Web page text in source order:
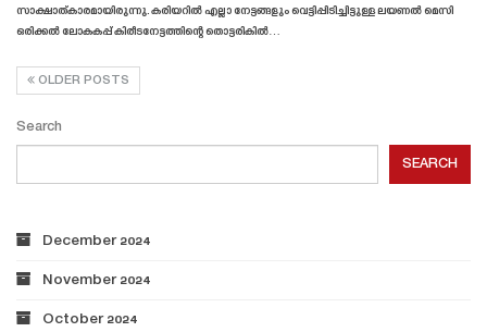
സാക്ഷാത്കാരമായിരുന്നു. കരിയറിൽ എല്ലാ നേട്ടങ്ങളും വെട്ടിപ്പിടിച്ചിട്ടുള്ള ലയണൽ മെസി
ഒരിക്കൽ ലോകകപ്പ് കിരീടനേട്ടത്തിന്റെ തൊട്ടരികിൽ…
OLDER POSTS
Search
SEARCH
December 2024
November 2024
October 2024